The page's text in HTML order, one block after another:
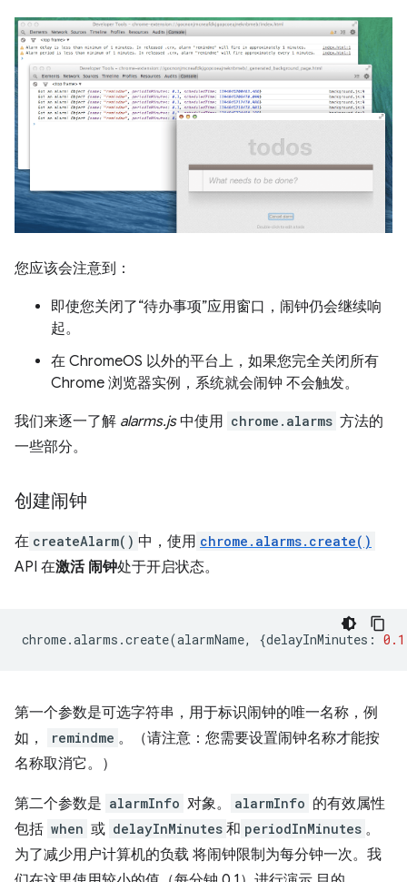
您应该会注意到：
即使您关闭了“待办事项”应用窗口，闹钟仍会继续响
起。
在 ChromeOS 以外的平台上，如果您完全关闭所有
Chrome 浏览器实例，系统就会闹钟 不会触发。
我们来逐一了解 alarms.js中使用 chrome.alarms 方法的
一些部分。
创建闹钟
在 createAlarm() 中，使用 chrome.alarms.create()
API 在激活 闹钟处于开启状态。
chrome.alarms .create(alarmName, {delayInMinutes : 0.1
第一个参数是可选字符串，用于标识闹钟的唯一名称，例
如，
remindme 。（请注意：您需要设置闹钟名称才能按
名称取消它。）
第二个参数是 alarmInfo 对象。 alarmInfo 的有效属性
包括 when 或 delayInMinutes 和 periodInMinutes 。
为了减少用户计算机的负载 将闹钟限制为每分钟一次。我